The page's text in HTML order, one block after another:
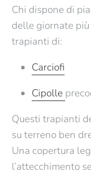
Chi dispone di
delle giornate
trapianti di:
Carciofi
Cipolle
Questi trapianti
su terreno ben
Una copertura
l’attecchimento